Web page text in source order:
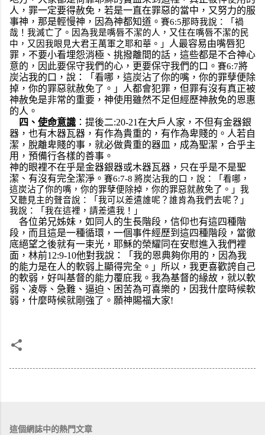
人，罪一定要得赦免，若是一直在罪惡的當中，又努力的服
事神，那是輕慢神，因為神都知道。 賽6:5那時我說：「禍
哉！我滅亡了。因為我是嘴唇不潔的人，又住在嘴唇不潔的民
中，又因我眼見大君王萬軍之耶和華。」
人最容易由嘴唇犯
罪，不要小看埋怨消極、挑撥離間的話，這些都是不合神心
意的，因此要保守我們的心，更要保守我們的口。 賽6:7將
炭沾我的口，說：「看哪，這炭沾了你的嘴，你的罪孽便除
掉，你的罪惡就赦免了。」
人都會犯罪，但罪有沒有真正被
神赦免是非常的重要，神使用雖然不足但經歷神赦免的恩惠
的人。
四、 使命意識 ： 提後二:20-21在大戶人家，不但有金器銀
器，也有木器瓦器，有作為貴重的，有作為卑賤的。人若自
潔，脫離卑賤的事，就必做貴重的器皿，成為聖潔，合乎主
用，預備行各樣的善事。
神的眼裡不在乎是金器銀器或木器瓦器，只在乎是不是聖
潔、有沒有完全潔淨。 賽6:7-8 將炭沾我的口，說：「看哪，
這炭沾了你的嘴，你的罪孽便除掉，你的罪惡就赦免了。」我
又聽見主的聲音說：「我可以差遣誰呢？誰肯為我們去呢？」
我說：「我在這裡，請差遣我！」
各位弟兄姊妹，如同人的生長階段，信仰也有這四種階
段，而且這是一種循環，一個事件經歷到這四種階段，當徹
底絕望之後就有一束光，耶穌的榮耀同在安慰進入我們裡
面， 林前12:9-10他對我說：「我的恩典夠你用的，因為我
的能力是在人的軟弱上顯得完全。」所以，我更喜歡誇自己
的軟弱，好叫基督的能力覆庇我。我為基督的緣故，就以軟
弱、凌辱、急難、逼迫、困苦為可喜樂的，因我什麼時候軟
弱，什麼時候就剛強了。 願神賜福大家!
這個網誌中的熱門文章